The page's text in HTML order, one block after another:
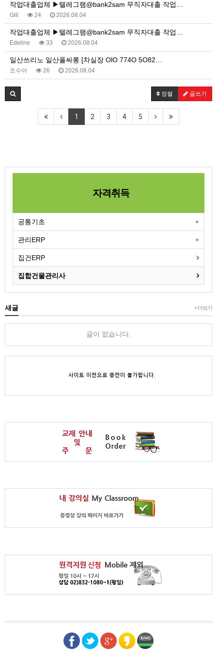
작업대출업체 ▶텔레그램@bank2sam 무직자대출 작업…
Gili 24 2026.08.04
작업대출업체 ▶텔레그램@bank2sam 무직자대출 작업…
Edeline 33 2026.08.04
일산쓰리노 일산풀싸롱 [차실장 OlO 774O 5O82…
조수아 26 2026.08.04
정렬 글쓰기
1 2 3 4 5
자격취득
공통기초
관리ERP
집건ERP
집합건물관리사
+ 더보기
새글
글이 없습니다.